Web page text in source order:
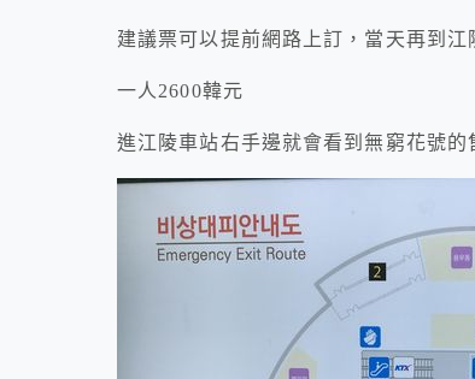
建議票可以提前網路上訂，當天再到
一人2600韓元
進江陵車站右手邊就會看到無窮花號